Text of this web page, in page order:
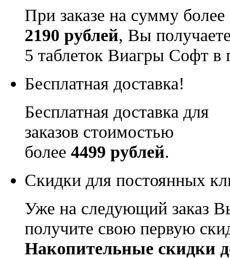
При заказе на сумму более
2190 рублей, Вы
5 таблеток Виагры Софт в
Бесплатная доставка!
Бесплатная доставка для
заказов стоимостью
более 4499 рублей.
Скидки для постоянных
Уже на следующий заказ
получите свою первую
Накопительные скидки